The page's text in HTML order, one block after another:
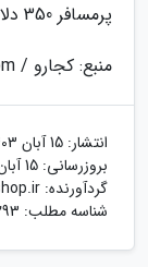
پرمسافر 350 دلار به ازای هر شب است.
منبع: کجارو / amusingplanet.com
انتشار: 15 آبان 1403
بروزرسانی: 15 آبان 1403
گردآورنده:
شناسه مطلب: 2293